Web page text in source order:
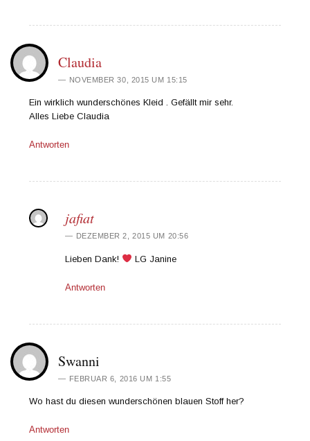
Claudia
NOVEMBER 30, 2015 UM 15:15
Ein wirklich wunderschönes Kleid . Gefällt mir sehr.
Alles Liebe Claudia
Antworten
jafiat
DEZEMBER 2, 2015 UM 20:56
Lieben Dank! LG Janine
Antworten
Swanni
FEBRUAR 6, 2016 UM 1:55
Wo hast du diesen wunderschönen blauen Stoff her?
Antworten